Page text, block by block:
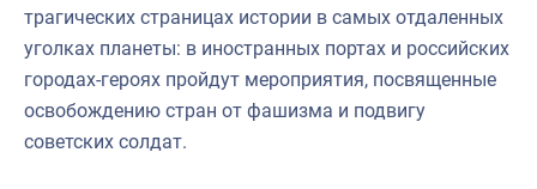
трагических страницах истории в самых отдаленных
уголках планеты: в иностранных портах и российских
городах-героях пройдут мероприятия, посвященные
освобождению стран от фашизма и подвигу
советских солдат.